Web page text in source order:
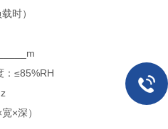
时）
≤85%RH
×深）